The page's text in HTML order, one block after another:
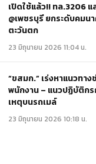
เปิดใช้แล้ว!! ทล.3206 แ
@เพชรบุรี ยกระดับคมน
ตะวันตก
23 มิถุนายน 2026 11:04 น.
“ขสมก.” เร่งหาแนวทาง
พนักงาน – แนวปฏิบัติก
เหตุบนรถเมล์
23 มิถุนายน 2026 10:18 น.